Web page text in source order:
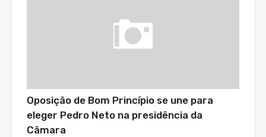
Oposição de Bom Princípio se une para
eleger Pedro Neto na presidência da
Câmara